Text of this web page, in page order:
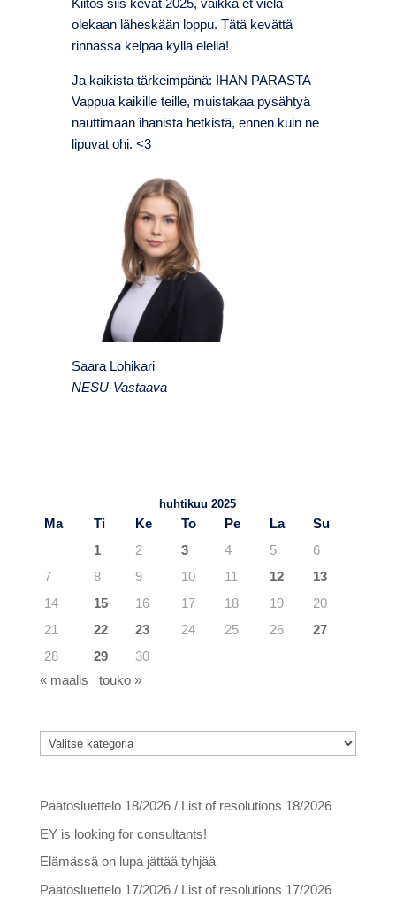
Kiitos siis kevät 2025, vaikka et vielä
olekaan läheskään loppu. Tätä kevättä
rinnassa kelpaa kyllä elellä!
Ja kaikista tärkeimpänä: IHAN PARASTA
Vappua kaikille teille, muistakaa pysähtyä
nauttimaan ihanista hetkistä, ennen kuin ne
lipuvat ohi. <3
Saara Lohikari
NESU-Vastaava
huhtikuu 2025
Ma Ti Ke To Pe La
Su
1
2 3 4 5
6
7
8 9 10 11 12
13
14
15 16 17 18 19
20
21
22 23 24 25 26
27
28
29
30
« maalis
touko »
Kategoriat
Päätösluettelo 18/2026 / List of resolutions 18/2026
EY is looking for consultants!
Elämässä on lupa jättää tyhjää
Päätösluettelo 17/2026 / List of resolutions 17/2026